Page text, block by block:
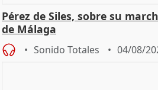
Pérez de Siles, sobre su
de Málaga
Sonido Totales 04/08/